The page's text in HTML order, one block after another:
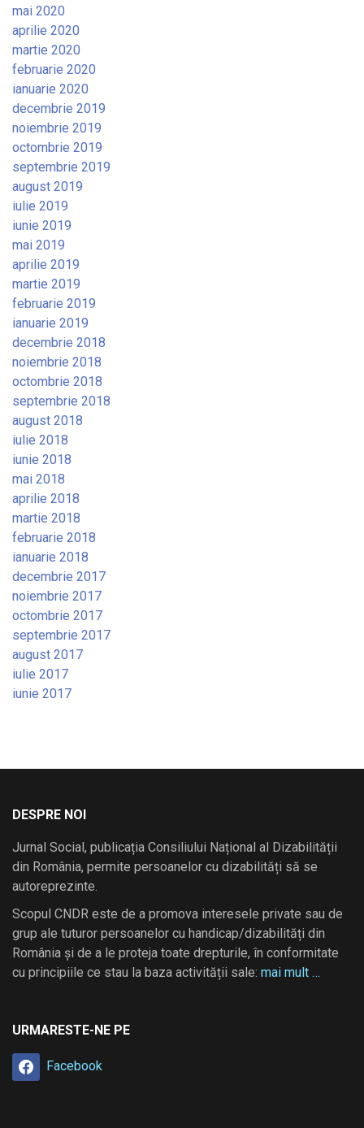
mai 2020
aprilie 2020
martie 2020
februarie 2020
ianuarie 2020
decembrie 2019
noiembrie 2019
octombrie 2019
septembrie 2019
august 2019
iulie 2019
iunie 2019
mai 2019
aprilie 2019
martie 2019
februarie 2019
ianuarie 2019
decembrie 2018
noiembrie 2018
octombrie 2018
septembrie 2018
august 2018
iulie 2018
iunie 2018
mai 2018
aprilie 2018
martie 2018
februarie 2018
ianuarie 2018
decembrie 2017
noiembrie 2017
octombrie 2017
septembrie 2017
august 2017
iulie 2017
iunie 2017
DESPRE NOI
Jurnal Social, publicația Consiliului Național al Dizabilității
din România, permite persoanelor cu dizabilități să se
autoreprezinte.
Scopul CNDR este de a promova interesele private sau de
grup ale tuturor persoanelor cu handicap/dizabilități din
România și de a le proteja toate drepturile, în conformitate
cu principiile ce stau la baza activității sale: mai mult …
URMARESTE-NE PE
Facebook